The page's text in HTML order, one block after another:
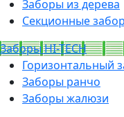
Заборы из дерева
Секционные
Заборы HI-TECH
Горизонтальный
Заборы ранчо
Заборы жалюзи